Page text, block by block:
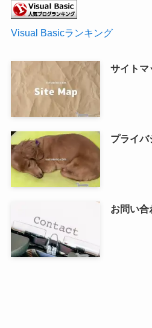
Visual Basicランキング
サイトマ
プライバ
お問い合